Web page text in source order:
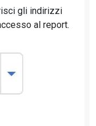
gli indirizzi
al report.